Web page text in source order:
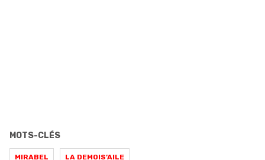
MOTS-CLÉS
MIRABEL LA DEMOIS’AILE